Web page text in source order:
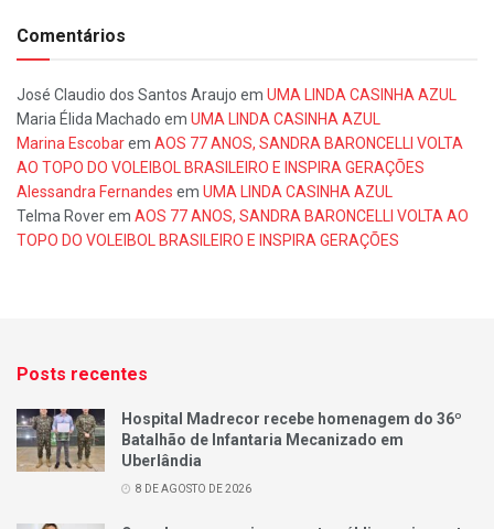
Comentários
José Claudio dos Santos Araujo em UMA LINDA CASINHA AZUL
Maria Élida Machado em UMA LINDA CASINHA AZUL
Marina Escobarem AOS 77 ANOS, SANDRA BARONCELLI VOLTA
AO TOPO DO VOLEIBOL BRASILEIRO E INSPIRA GERAÇÕES
Alessandra Fernandes em UMA LINDA CASINHA AZUL
Telma Roverem AOS 77 ANOS, SANDRA BARONCELLI VOLTA AO
TOPO DO VOLEIBOL BRASILEIRO E INSPIRA GERAÇÕES
Posts recentes
Hospital Madrecor recebe homenagem do 36º
Batalhão de Infantaria Mecanizado em
Uberlândia
8 DE AGOSTO DE 2026